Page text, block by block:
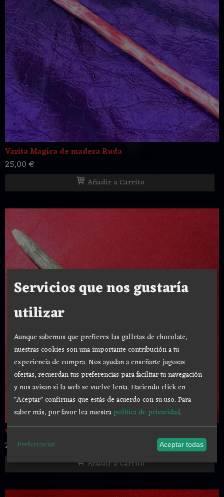
Varita Magica de madera Ruda
25,00 €
Añadir a Carrito
VARITA MAGICA RAIZ DE LAUREL 24 CM
28,00 €
Añadir a Carrito
Servicios que nos gustaría
utilizar
Aunque sabemos que prefieres las galletas de chocolate,
nuestras cookies son una importante contribución a tu
experiencia de compra. Nos ayudan a enseñarte jugosas
ofertas, recuerdan tus preferencias para facilitar tu navegación
y nos avisan si la web se vuelve lenta. Haciendo click en
"Aceptar" confirmas que estás de acuerdo con su uso.Para
saber más, por favor lea nuestrapolítica de privacidad.
Preferencias Aceptar todas